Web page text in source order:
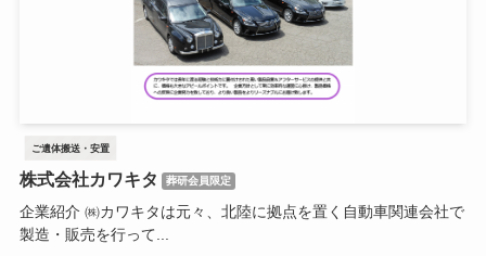
ご遺体搬送・安置
株式会社カワキタ 葬研会員限定
企業紹介 ㈱カワキタは元々、北陸に拠点を置く自動車関連会社で
製造・販売を行って...